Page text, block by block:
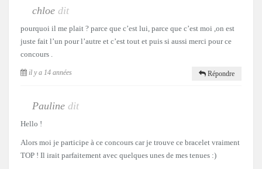
chloe dit
pourquoi il me plait ? parce que c’est lui, parce que c’est moi ,on est
juste fait l’un pour l’autre et c’est tout et puis si aussi merci pour ce
concours .
il y a 14 années Répondre
Pauline dit
Hello !
Alors moi je participe à ce concours car je trouve ce bracelet vraiment
TOP ! Il irait parfaitement avec quelques unes de mes tenues :)